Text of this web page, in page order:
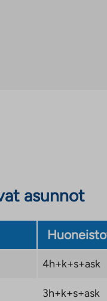
asunnot
4h+k+s+ask
3h+k+s+ask